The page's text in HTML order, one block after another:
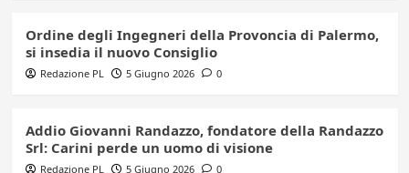
Ordine degli Ingegneri della Provoncia di Palermo,
si insedia il nuovo Consiglio
Redazione PL 5 Giugno 2026 0
Addio Giovanni Randazzo, fondatore della Randazzo
Srl: Carini perde un uomo di visione
Redazione PL 5 Giugno 2026 0